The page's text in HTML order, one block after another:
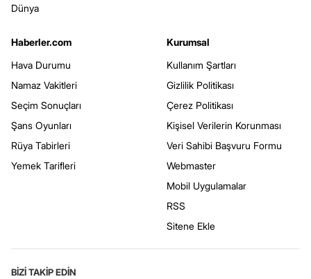
Dünya
Haberler.com
Hava Durumu
Namaz Vakitleri
Seçim Sonuçları
Şans Oyunları
Rüya Tabirleri
Yemek Tarifleri
Kurumsal
Kullanım Şartları
Gizlilik Politikası
Çerez Politikası
Kişisel Verilerin Korunması
Veri Sahibi Başvuru Formu
Webmaster
Mobil Uygulamalar
RSS
Sitene Ekle
BİZİ TAKİP EDİN